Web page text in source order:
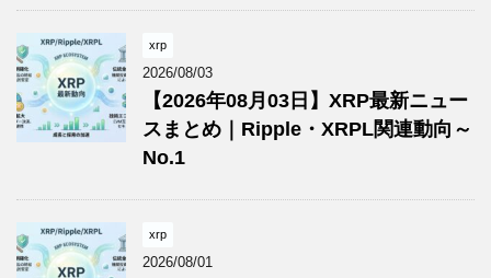
xrp
2026/08/03
【2026年08月03日】XRP最新ニュー
スまとめ｜Ripple・XRPL関連動向～
No.1
xrp
2026/08/01